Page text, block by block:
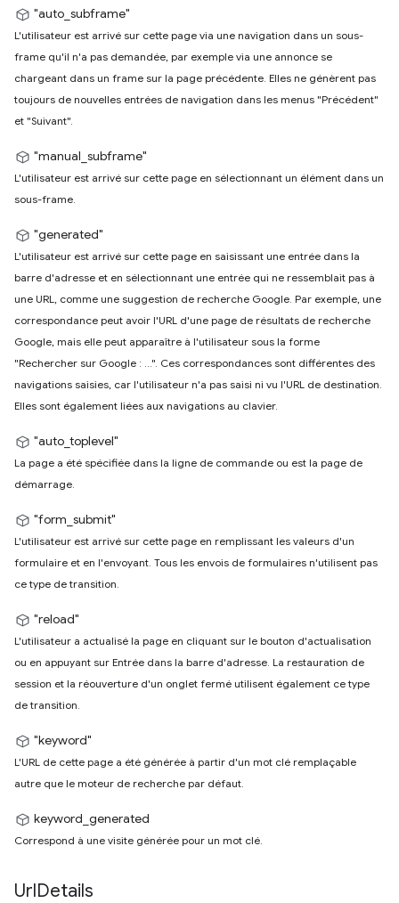
"auto_subframe"
L'utilisateur est arrivé sur cette page via une navigation dans un sous-
frame qu'il n'a pas demandée, par exemple via une annonce se
chargeant dans un frame sur la page précédente. Elles ne génèrent pas
toujours de nouvelles entrées de navigation dans les menus "Précédent"
et "Suivant".
"manual_subframe"
L'utilisateur est arrivé sur cette page en sélectionnant un élément dans un
sous-frame.
"generated"
L'utilisateur est arrivé sur cette page en saisissant une entrée dans la
barre d'adresse et en sélectionnant une entrée qui ne ressemblait pas à
une URL, comme une suggestion de recherche Google. Par exemple, une
correspondance peut avoir l'URL d'une page de résultats de recherche
Google, mais elle peut apparaître à l'utilisateur sous la forme
"Rechercher sur Google : …". Ces correspondances sont différentes des
navigations saisies, car l'utilisateur n'a pas saisi ni vu l'URL de destination.
Elles sont également liées aux navigations au clavier.
"auto_toplevel"
La page a été spécifiée dans la ligne de commande ou est la page de
démarrage.
"form_submit"
L'utilisateur est arrivé sur cette page en remplissant les valeurs d'un
formulaire et en l'envoyant. Tous les envois de formulaires n'utilisent pas
ce type de transition.
"reload"
L'utilisateur a actualisé la page en cliquant sur le bouton d'actualisation
ou en appuyant sur Entrée dans la barre d'adresse. La restauration de
session et la réouverture d'un onglet fermé utilisent également ce type
de transition.
"keyword"
L'URL de cette page a été générée à partir d'un mot clé remplaçable
autre que le moteur de recherche par défaut.
keyword_generated
Correspond à une visite générée pour un mot clé.
UrlDetails